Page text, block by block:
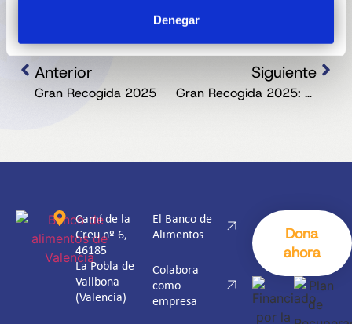
Denegar
Anterior
Gran Recogida 2025
Siguiente
Gran Recogida 2025: Gracias por vuestra solidaridad
Camí de la
Creu nº 6,
46185
La Pobla de
Vallbona
(Valencia)
El Banco de
Alimentos
Colabora
como
empresa
Dona
ahora